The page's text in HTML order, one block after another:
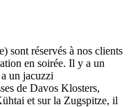
sont réservés à nos clients
en soirée. Il y a un
un jacuzzi
de Davos Klosters,
et sur la Zugspitze, il